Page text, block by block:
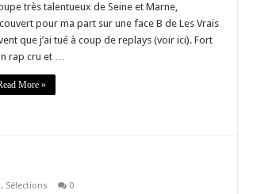
très talentueux de Seine et Marne,
pour ma part sur une face B de Les Vrais
que j’ai tué à coup de replays (voir ici). Fort
rap cru et …
More »
, Sélections 0